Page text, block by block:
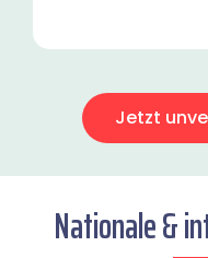
Jetzt
Nationale &